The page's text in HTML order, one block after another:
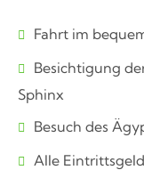
Fahrt im
Besichtigung
Sphinx
Besuch des
Alle